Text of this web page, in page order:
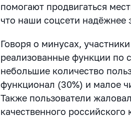
помогают продвигаться
что наши соцсети
Говоря о минусах,
реализованные функции по
небольшие количество
функционал (30%) и малое
Также пользователи
качественного российского